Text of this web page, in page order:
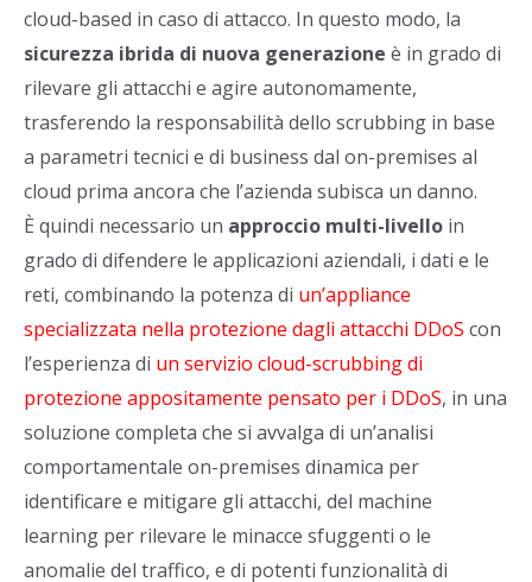
cloud-based in caso di attacco. In questo modo, la
sicurezza ibrida di nuova generazione è in grado di
rilevare gli attacchi e agire autonomamente,
trasferendo la responsabilità dello scrubbing in base
a parametri tecnici e di business dal on-premises al
cloud prima ancora che l’azienda subisca un danno.
È quindi necessario un approccio multi-livello in
grado di difendere le applicazioni aziendali, i dati e le
reti, combinando la potenza di un’appliance
specializzata nella protezione dagli attacchi DDoS con
l’esperienza di un servizio cloud-scrubbing di
protezione appositamente pensato per i DDoS, in una
soluzione completa che si avvalga di un’analisi
comportamentale on-premises dinamica per
identificare e mitigare gli attacchi, del machine
learning per rilevare le minacce sfuggenti o le
anomalie del traffico, e di potenti funzionalità di